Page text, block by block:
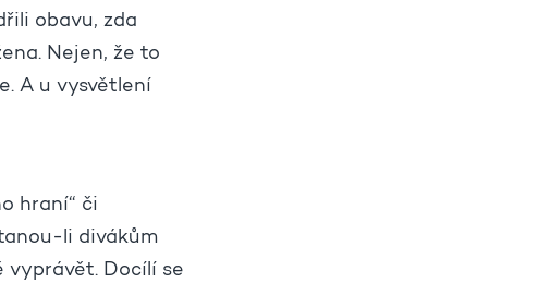
obavu, zda
Nejen, že to
A u vysvětlení
hraní“ či
li divákům
vyprávět. Docílí se